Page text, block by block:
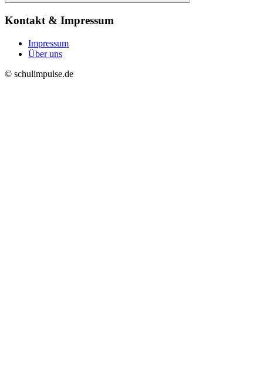
Suchen
Kontakt & Impressum
Impressum
Über uns
© schulimpulse.de